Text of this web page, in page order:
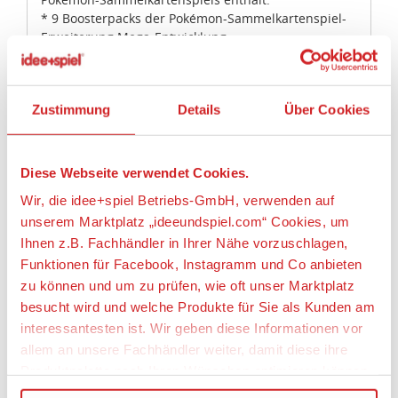
Zustimmung Details Über Cookies
Diese Webseite verwendet Cookies.
Wir, die idee+spiel Betriebs-GmbH, verwenden auf
unserem Marktplatz „ideeundspiel.com“ Cookies, um
Ihnen z.B. Fachhändler in Ihrer Nähe vorzuschlagen,
Funktionen für Facebook, Instagramm und Co anbieten
zu können und um zu prüfen, wie oft unser Marktplatz
besucht wird und welche Produkte für Sie als Kunden am
interessantesten ist. Wir geben diese Informationen vor
allem an unsere Fachhändler weiter, damit diese ihre
* 9 Boosterpacks der Pokémon-Sammelkartenspiel-
Erweiterung Mega-Entwicklung
* 1 holografische Vollbild-Promokarte mit Riolu
* 65 Kartenhüllen mit Mega-Lucario
Sammelkartenspiels
* 1 Spielanleitung für die Erweiterung Mega-
* 6 Schadensmarken-Würfel
* 1 Kunststoffmünze
* 1 Sammelbox zum Aufbewahren sämtlicher Artikel
mit 6 Trennstegen zum Organisieren
* 1 Code-Karte für Pokémon-Sammelkartenspiel-Live
Einstufung:
Spieler: 2
Dauer: 30 Minuten
Alter: 6+ Jahre
Artikeleigenschaften: